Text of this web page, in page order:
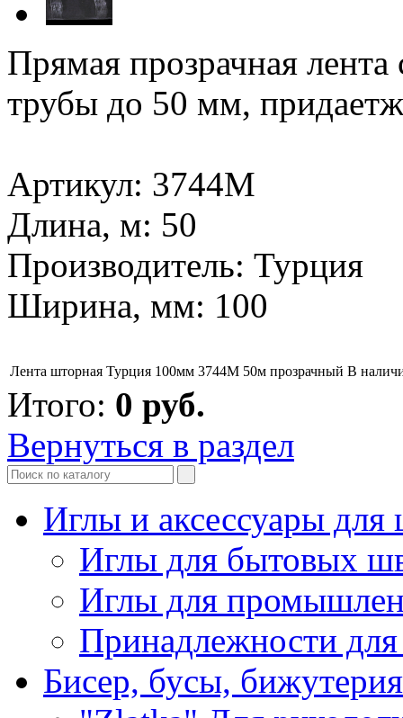
Прямая прозрачная
трубы до 50 мм,
Артикул: 3744M
Длина, м: 50
Производитель: Турция
Ширина, мм: 100
Лента шторная Турция 100мм 3744М 50м прозрачный В
Итого: 0 руб.
Вернуться в раздел
Иглы и аксессуары
Иглы для бытовых
Иглы для
Принадлежности
Бисер, бусы, бижутерия